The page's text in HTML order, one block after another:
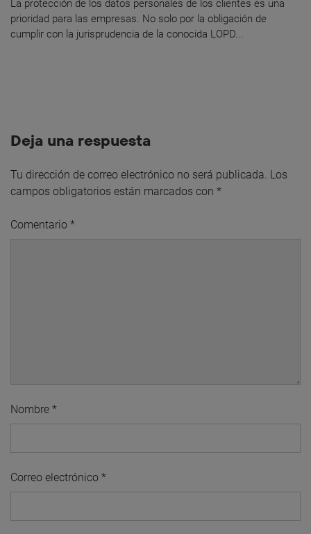
La protección de los datos personales de los clientes es una
prioridad para las empresas. No solo por la obligación de
cumplir con la jurisprudencia de la conocida LOPD...
Deja una respuesta
Tu dirección de correo electrónico no será publicada. Los
campos obligatorios están marcados con *
Comentario *
Nombre *
Correo electrónico *